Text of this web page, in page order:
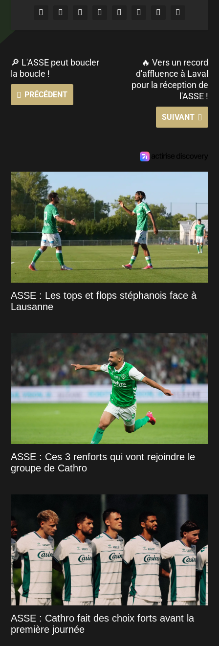
🔎 L'ASSE peut boucler
la boucle !
PRÉCÉDENT
🔥 Vers un record
d'affluence à Laval
pour la réception de
l'ASSE !
SUIVANT
ASSE : Les tops et flops stéphanois face à
Lausanne
ASSE : Ces 3 renforts qui vont rejoindre le
groupe de Cathro
ASSE : Cathro fait des choix forts avant la
première journée